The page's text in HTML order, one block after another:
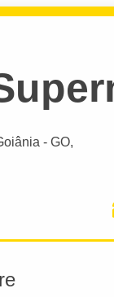
- GO,